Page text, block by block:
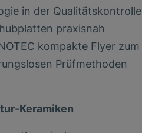
in der Qualitätskontrolle
praxisnah
kompakte Flyer zum
Prüfmethoden
Keramiken